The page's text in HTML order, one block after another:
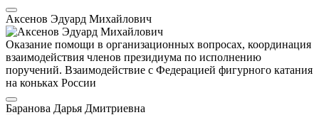
Аксенов Эдуард Михайлович
Оказание помощи в организационных вопросах, координация
взаимодействия членов президиума по исполнению
поручений. Взаимодействие с Федерацией фигурного катания
на коньках России
Баранова Дарья Дмитриевна